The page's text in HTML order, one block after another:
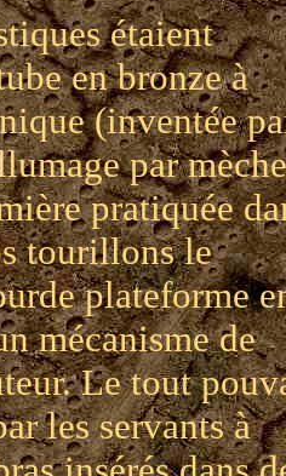
étaient
en bronze à
(inventée
par
pratiquée
tourillons le
plateforme
mécanisme de
Le tout
les servants à